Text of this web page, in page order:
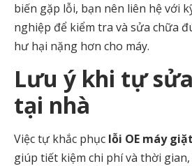
biến gặp lỗi, bạn nên liên hệ với
nghiệp để kiểm tra và sửa chữa
hư hại nặng hơn cho máy.
Lưu ý khi tự
tại nhà
Việc tự khắc phục lỗi OE máy
giúp tiết kiệm chi phí và thời